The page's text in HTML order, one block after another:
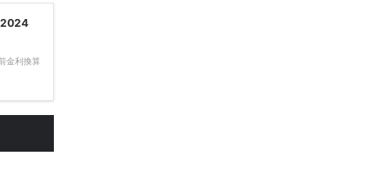
2024
金利換算